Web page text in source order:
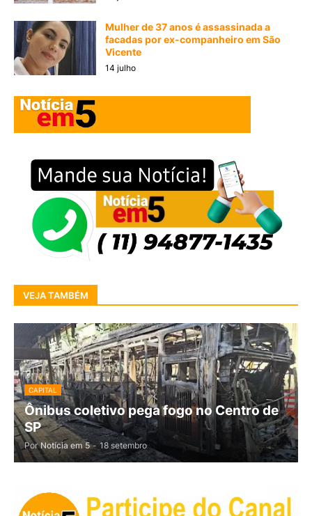
Mulher de 37 anos é assassinada a
facadas por ex-companheiro em São
Vicente
14 julho
VEJA TAMBÉM
CAPITAL
Ônibus coletivo pega fogo no Centro de
SP
Por Notícia em 5 - 18 setembro